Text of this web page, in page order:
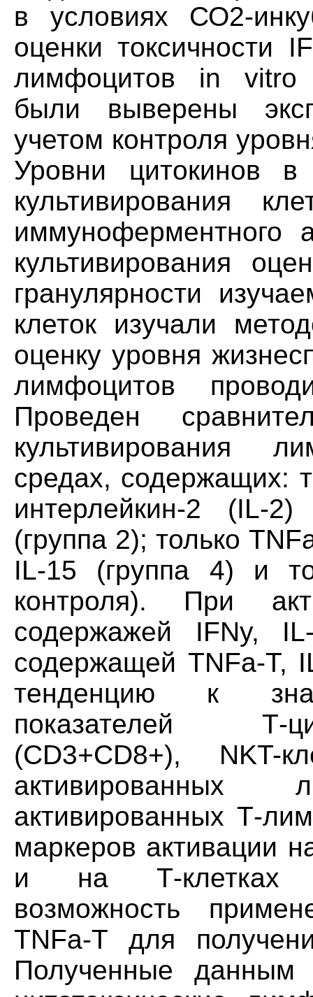
в условиях СО2-
оценки токсичности
лимфоцитов in vitro
были выверены
учетом контроля
Уровни цитокинов в
культивирования
культивирования
гранулярности
клеток изучали
оценку уровня
лимфоцитов
Проведен
культивирования
средах, содержащих:
интерлейкин-2 (IL-
(группа 2); только
IL-15 (группа 4) и
контроля). При
содержажей IFNy,
содержащей TNFa-T,
тенденцию к
показателей Т-
(CD3+CD8+), NKT-
активированных
активированных Т-
маркеров активации
и на Т-клетках
возможность
TNFa-T для
Полученные данным